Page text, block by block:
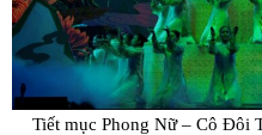
Tiết mục Phong Nữ – Cô Đôi